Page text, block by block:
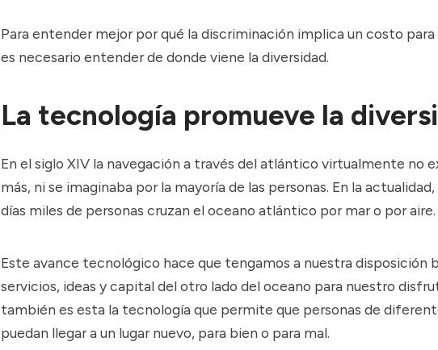
Para entender mejor por qué la discriminación implica un costo para
es necesario entender de donde viene la diversidad.
La tecnología promueve la
En el siglo XIV la navegación a través del atlántico virtualmente no
más, ni se imaginaba por la mayoría de las personas. En la
días miles de personas cruzan el oceano atlántico por mar o por aire.
Este avance tecnológico hace que tengamos a nuestra disposición
servicios, ideas y capital del otro lado del oceano para nuestro
también es esta la tecnología que permite que personas de
puedan llegar a un lugar nuevo, para bien o para mal.